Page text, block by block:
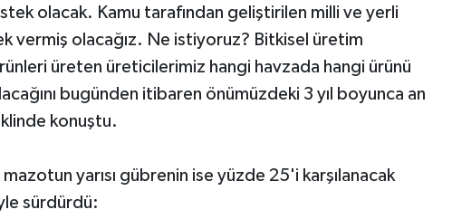
olacak. Kamu tarafından geliştirilen milli ve yerli
vermiş olacağız. Ne istiyoruz? Bitkisel üretim
üreten üreticilerimiz hangi havzada hangi ürünü
bugünden itibaren önümüzdeki 3 yıl boyunca an
konuştu.
yarısı gübrenin ise yüzde 25'i karşılanacak
sürdürdü: